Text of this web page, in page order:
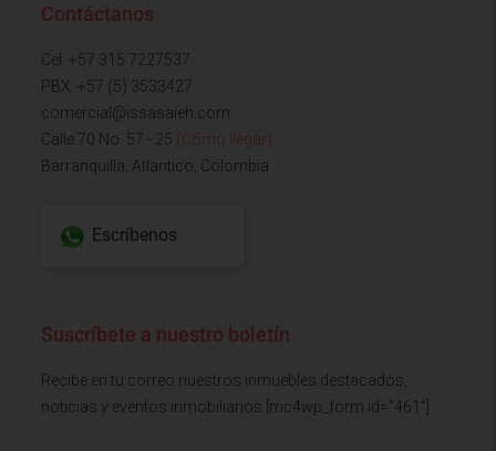
Contáctanos
Cel: +57 315 7227537
PBX: +57 (5) 3533427
comercial@issasaieh.com
Calle 70 No. 57 - 25 (Cómo llegar)
Barranquilla, Atlantico, Colombia
Escríbenos
Suscríbete a nuestro boletín
Recibe en tu correo nuestros inmuebles destacados,
noticias y eventos inmobiliarios [mc4wp_form id="461"]